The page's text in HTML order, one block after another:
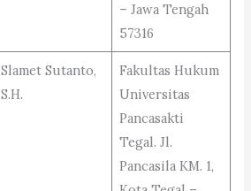
– Jawa Tengah
57316
Slamet Sutanto,
S.H.
Fakultas Hukum
Universitas
Pancasakti
Tegal. Jl.
Pancasila KM. 1,